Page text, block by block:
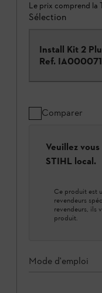
Le prix comprend la
Sélection
Install Kit 2
Ref.
Comparer
Veuillez
STIHL local.
Ce produit est
revendeurs
revendeurs, ils
produit.
Mode d'emploi